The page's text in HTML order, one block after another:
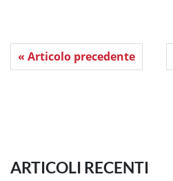
« Articolo precedente
ARTICOLI RECENTI